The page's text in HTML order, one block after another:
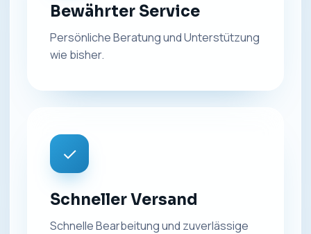
Bewährter Service
Persönliche Beratung und Unterstützung
wie bisher.
✓
Schneller Versand
Schnelle Bearbeitung und zuverlässige